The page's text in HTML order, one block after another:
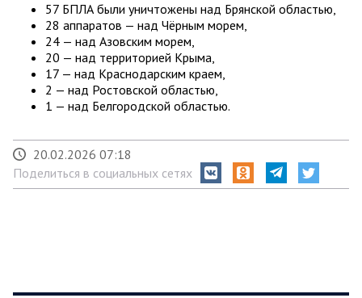
57 БПЛА были уничтожены над Брянской областью,
28 аппаратов — над Чёрным морем,
24 — над Азовским морем,
20 — над территорией Крыма,
17 — над Краснодарским краем,
2 — над Ростовской областью,
1 — над Белгородской областью.
20.02.2026 07:18
Поделиться в социальных сетях